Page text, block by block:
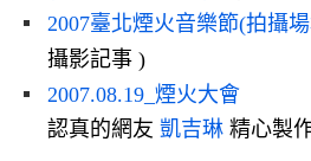
2007臺北煙火音樂節(拍攝
攝影記事 )
2007.08.19_煙火大會
認真的網友 凱吉琳 精心製